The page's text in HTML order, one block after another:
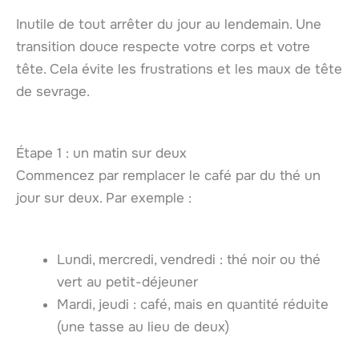
Inutile de tout arrêter du jour au lendemain. Une
transition douce respecte votre corps et votre
tête. Cela évite les frustrations et les maux de tête
de sevrage.
Étape 1 : un matin sur deux
Commencez par remplacer le café par du thé un
jour sur deux. Par exemple :
Lundi, mercredi, vendredi : thé noir ou thé
vert au petit-déjeuner
Mardi, jeudi : café, mais en quantité réduite
(une tasse au lieu de deux)